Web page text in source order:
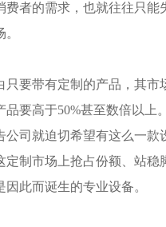
费者的需求，也就往往只能
要带有定制的产品，其市
品要高于50%甚至数倍以上
公司就迫切希望有这么一款
定制市场上抢占份额、站稳
此而诞生的专业设备。